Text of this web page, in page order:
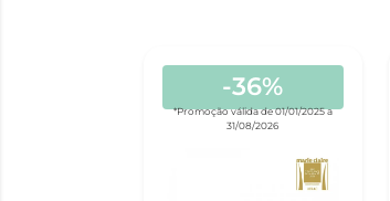
-36%
*Promoção válida de 01/01/2025 a
31/08/2026